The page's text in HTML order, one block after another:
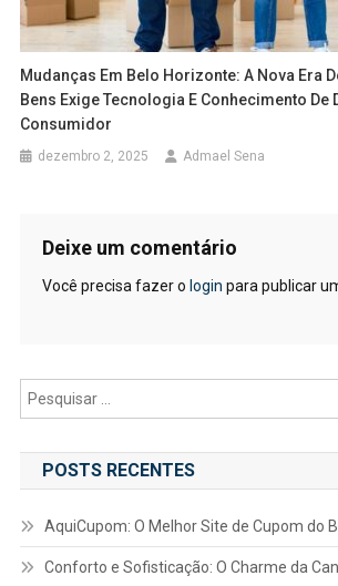
Mudanças Em Belo Horizonte: A Nova Era
Bens Exige Tecnologia E Conhecimento De
Consumidor
dezembro 2, 2025 Admael Sena
Deixe um comentário
Você precisa fazer o login para publicar
POSTS RECENTES
AquiCupom: O Melhor Site de Cupom do
Conforto e Sofisticação: O Charme da